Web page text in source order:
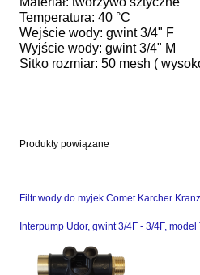
Temperatura: 40 °C
Wejście wody: gwint 3/4" F
Wyjście wody: gwint 3/4" M
Sitko rozmiar: 50 mesh (
Produkty powiązane
Filtr wody do myjek Comet Karcher
Interpump Udor, gwint 3/4F - 3/4F, model